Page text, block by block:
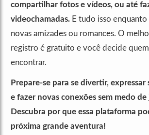
compartilhar fotos e vídeos, ou até
videochamadas. E tudo isso
novas amizades ou romances. O
registro é gratuito e você decide
encontrar.
Prepare-se para se divertir, expressar
e fazer novas conexões sem medo
Descubra por que essa plataforma
próxima grande aventura!